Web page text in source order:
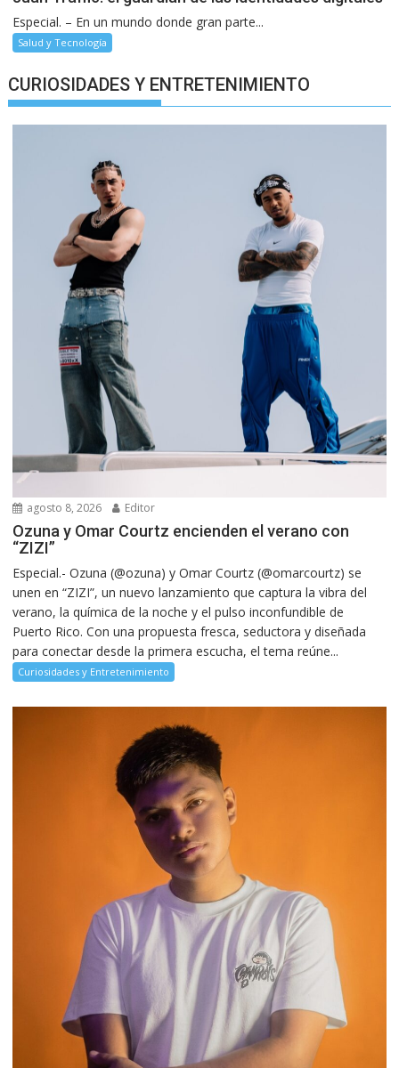
Especial. – En un mundo donde gran parte...
Salud y Tecnología
CURIOSIDADES Y ENTRETENIMIENTO
agosto 8, 2026 Editor
Ozuna y Omar Courtz encienden el verano con
“ZIZI”
Especial.- Ozuna (@ozuna) y Omar Courtz (@omarcourtz) se
unen en “ZIZI”, un nuevo lanzamiento que captura la vibra del
verano, la química de la noche y el pulso inconfundible de
Puerto Rico. Con una propuesta fresca, seductora y diseñada
para conectar desde la primera escucha, el tema reúne...
Curiosidades y Entretenimiento